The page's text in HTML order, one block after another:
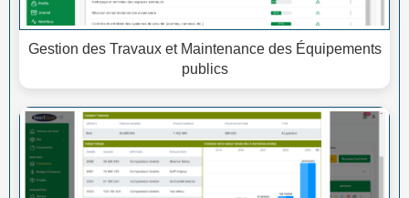
Gestion des Travaux et Maintenance des Équipements
publics